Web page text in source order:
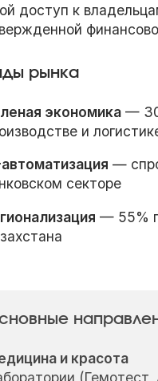
доступ к
рынка
экономика—
и
—
секторе
— 55%
и красота
(Гемотест,